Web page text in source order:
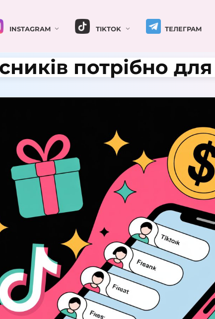
INSTAGRAM TIKTOK ТЕЛЕГРАМ
потрібно для